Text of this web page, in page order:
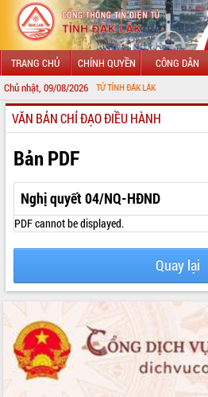
TRANG CHỦ CHÍNH QUYỀN CÔNG DÂN
Chủ nhật, 09/08/2026
TIN ĐIỆN TỬ TỈNH ĐẮK LẮK
GIỚI THIỆU
LÃNH ĐẠO UBND TỈNH
TIN TỨC SỰ KIỆN
SỞ, BAN, NGÀNH
UBND CÁC XÃ, PHƯỜNG
THÔNG TIN CHỈ ĐẠO ĐIỀU HÀNH
VĂN BẢN HĐND TỈNH
ĐIỂM TIN VĂN BẢN
VĂN BẢN CHỈ ĐẠO ĐIỀU HÀNH
Bản PDF
Nghị quyết 04/NQ-HĐND
PDF cannot be displayed.
Quay lại